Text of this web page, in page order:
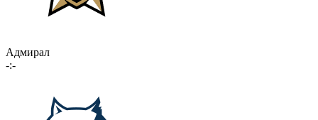
Адмирал
-:-